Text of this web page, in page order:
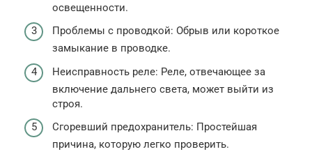
освещенности.
Проблемы с проводкой: Обрыв или короткое
замыкание в проводке.
Неисправность реле: Реле, отвечающее за
включение дальнего света, может выйти из
строя.
Сгоревший предохранитель: Простейшая
причина, которую легко проверить.